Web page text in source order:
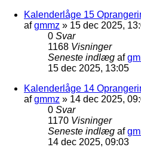
Kalenderlåge 15
afgmmz » 15 dec 2025,
0 Svar
1168 Visninger
Seneste indlæg af
15 dec 2025, 13:05
Kalenderlåge 14
afgmmz » 14 dec 2025,
0 Svar
1170 Visninger
Seneste indlæg af
14 dec 2025, 09:03